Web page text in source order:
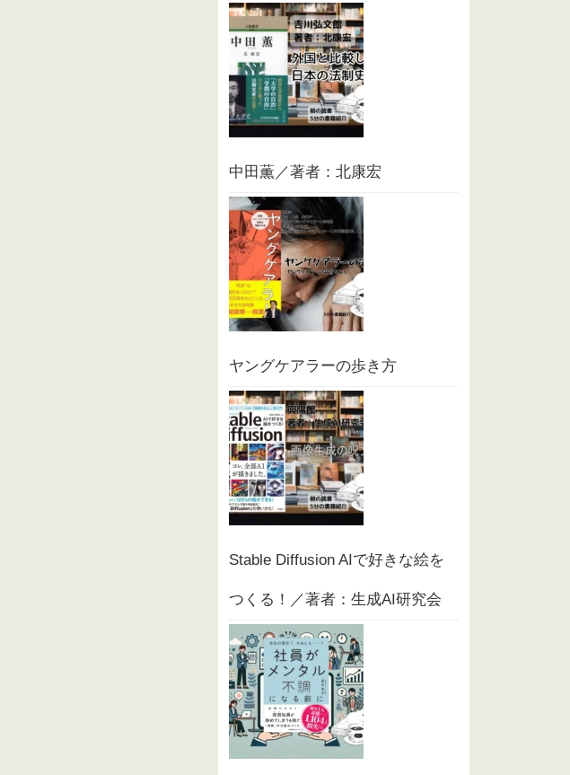
中田薫／著者：北康宏
ヤングケアラーの歩き方
Stable Diffusion AIで好きな絵を
つくる！／著者：生成AI研究会